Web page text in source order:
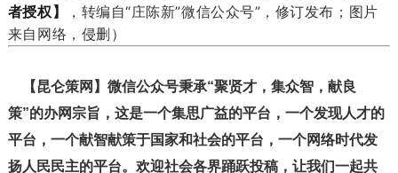
者授权】
，转编自“庄陈新”微信公众号”，修订发布；图片
来自网络，侵删）
【昆仑策网】微信公众号秉承“聚贤才，集众智，献良
策”的办网宗旨，这是一个集思广益的平台，一个发现人才的
平台，一个献智献策于国家和社会的平台，一个网络时代发
扬人民民主的平台。欢迎社会各界踊跃投稿，让我们一起共